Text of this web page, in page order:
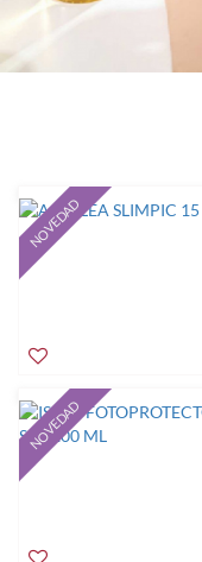
NOVEDAD
NOVEDAD